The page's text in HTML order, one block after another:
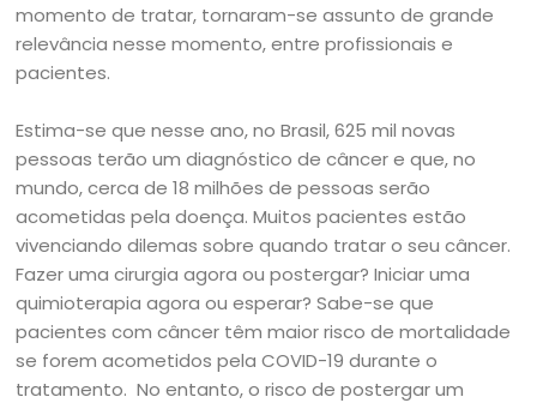
momento de tratar, tornaram-se assunto de grande
relevância nesse momento, entre profissionais e
pacientes.
Estima-se que nesse ano, no Brasil, 625 mil novas
pessoas terão um diagnóstico de câncer e que, no
mundo, cerca de 18 milhões de pessoas serão
acometidas pela doença. Muitos pacientes estão
vivenciando dilemas sobre quando tratar o seu câncer.
Fazer uma cirurgia agora ou postergar? Iniciar uma
quimioterapia agora ou esperar? Sabe-se que
pacientes com câncer têm maior risco de mortalidade
se forem acometidos pela COVID-19 durante o
tratamento. No entanto, o risco de postergar um